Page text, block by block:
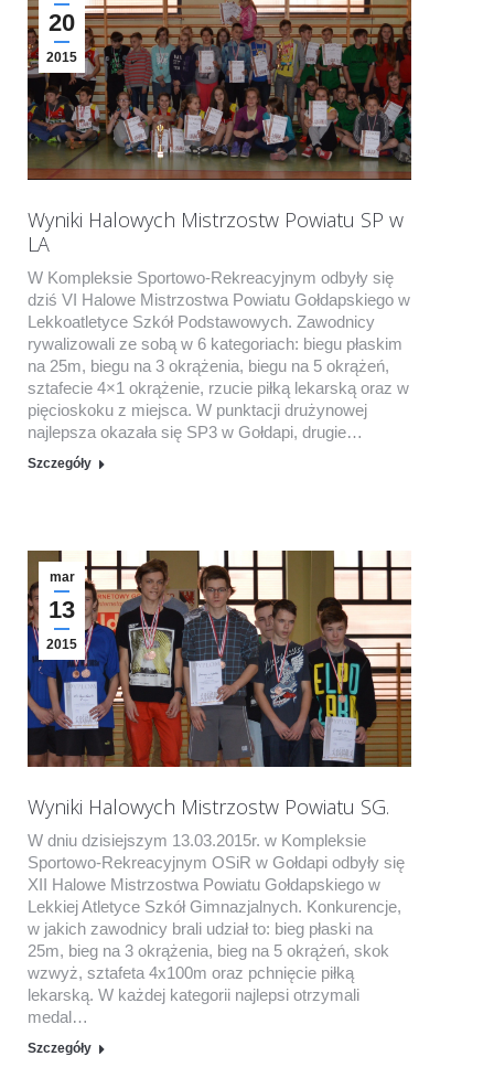
20
2015
Wyniki Halowych Mistrzostw Powiatu SP w
LA
W Kompleksie Sportowo-Rekreacyjnym odbyły się
dziś VI Halowe Mistrzostwa Powiatu Gołdapskiego w
Lekkoatletyce Szkół Podstawowych. Zawodnicy
rywalizowali ze sobą w 6 kategoriach: biegu płaskim
na 25m, biegu na 3 okrążenia, biegu na 5 okrążeń,
sztafecie 4×1 okrążenie, rzucie piłką lekarską oraz w
pięcioskoku z miejsca. W punktacji drużynowej
najlepsza okazała się SP3 w Gołdapi, drugie…
Szczegóły
mar
13
2015
Wyniki Halowych Mistrzostw Powiatu SG.
W dniu dzisiejszym 13.03.2015r. w Kompleksie
Sportowo-Rekreacyjnym OSiR w Gołdapi odbyły się
XII Halowe Mistrzostwa Powiatu Gołdapskiego w
Lekkiej Atletyce Szkół Gimnazjalnych. Konkurencje,
w jakich zawodnicy brali udział to: bieg płaski na
25m, bieg na 3 okrążenia, bieg na 5 okrążeń, skok
wzwyż, sztafeta 4x100m oraz pchnięcie piłką
lekarską. W każdej kategorii najlepsi otrzymali
medal…
Szczegóły